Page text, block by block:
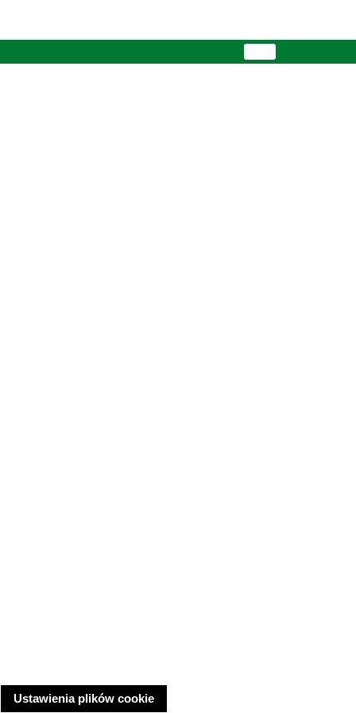
Ustawienia plików cookie